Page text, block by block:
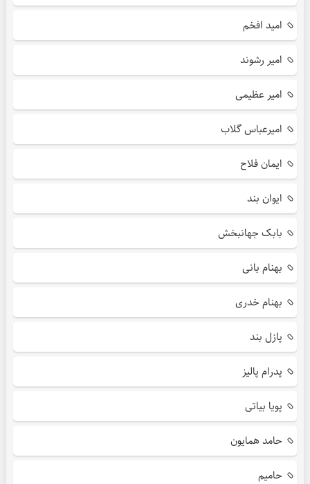
امید افخم
امیر رشوند
امیر عظیمی
امیرعباس گلاب
ایمان فلاح
ایوان بند
بابک جهانبخش
بهنام بانی
بهنام خدری
پازل بند
پدرام پالیز
پویا بیاتی
حامد همایون
حامیم